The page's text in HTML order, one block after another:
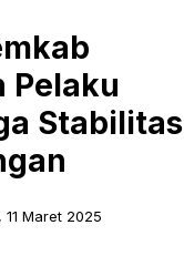
Pelaku
Stabilitas
11 Maret 2025